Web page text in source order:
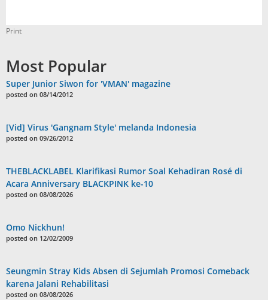
Print
Most Popular
Super Junior Siwon for 'VMAN' magazine
posted on 08/14/2012
[Vid] Virus 'Gangnam Style' melanda Indonesia
posted on 09/26/2012
THEBLACKLABEL Klarifikasi Rumor Soal Kehadiran Rosé di
Acara Anniversary BLACKPINK ke-10
posted on 08/08/2026
Omo Nickhun!
posted on 12/02/2009
Seungmin Stray Kids Absen di Sejumlah Promosi Comeback
karena Jalani Rehabilitasi
posted on 08/08/2026